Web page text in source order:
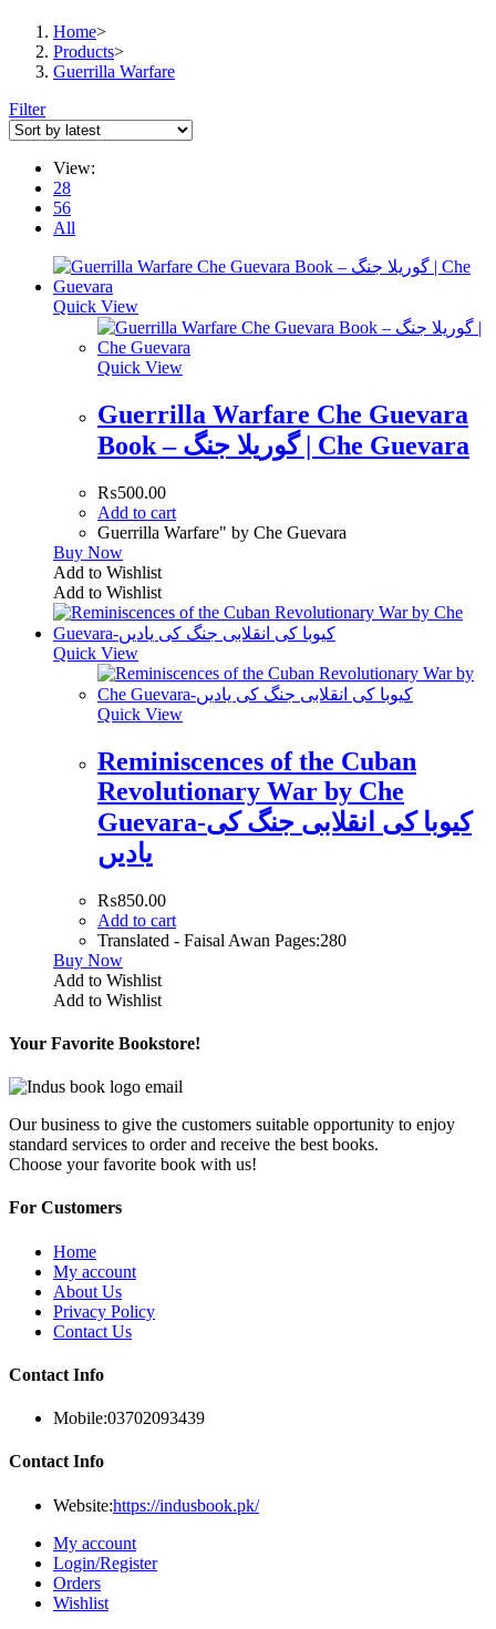
Home>
Products>
Guerrilla Warfare
Filter
View:
28
56
All
Quick View
Quick View
Guerrilla Warfare Che Guevara
Book – گوریلا جنگ | Che Guevara
₨500.00
Add to cart
Guerrilla Warfare" by Che Guevara
Buy Now
Add to Wishlist
Add to Wishlist
Quick View
Quick View
Reminiscences of the Cuban
Revolutionary War by Che
Guevara-کیوبا کی انقلابی جنگ کی
یادیں
₨850.00
Add to cart
Translated - Faisal Awan Pages:280
Buy Now
Add to Wishlist
Add to Wishlist
Your Favorite Bookstore!
Our business to give the customers suitable opportunity to enjoy
standard services to order and receive the best books.
Choose your favorite book with us!
For Customers
Home
My account
About Us
Privacy Policy
Contact Us
Contact Info
Mobile:03702093439
Contact Info
Website:https://indusbook.pk/
My account
Login/Register
Orders
Wishlist